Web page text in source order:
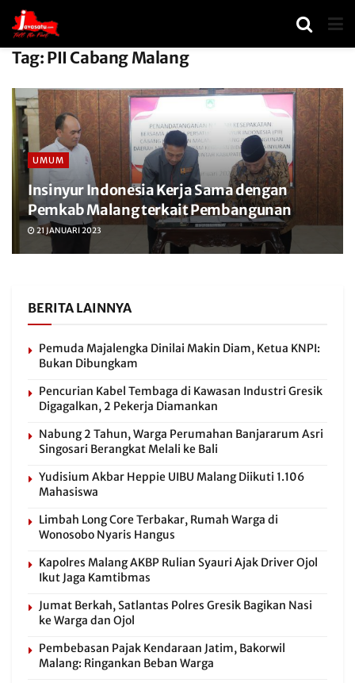
Tag: PII Cabang Malang
UMUM
Insinyur Indonesia Kerja Sama dengan
Pemkab Malang terkait Pembangunan
21 JANUARI 2023
BERITA LAINNYA
Pemuda Majalengka Dinilai Makin Diam, Ketua KNPI:
Bukan Dibungkam
Pencurian Kabel Tembaga di Kawasan Industri Gresik
Digagalkan, 2 Pekerja Diamankan
Nabung 2 Tahun, Warga Perumahan Banjararum Asri
Singosari Berangkat Melali ke Bali
Yudisium Akbar Heppie UIBU Malang Diikuti 1.106
Mahasiswa
Limbah Long Core Terbakar, Rumah Warga di
Wonosobo Nyaris Hangus
Kapolres Malang AKBP Rulian Syauri Ajak Driver Ojol
Ikut Jaga Kamtibmas
Jumat Berkah, Satlantas Polres Gresik Bagikan Nasi
ke Warga dan Ojol
Pembebasan Pajak Kendaraan Jatim, Bakorwil
Malang: Ringankan Beban Warga